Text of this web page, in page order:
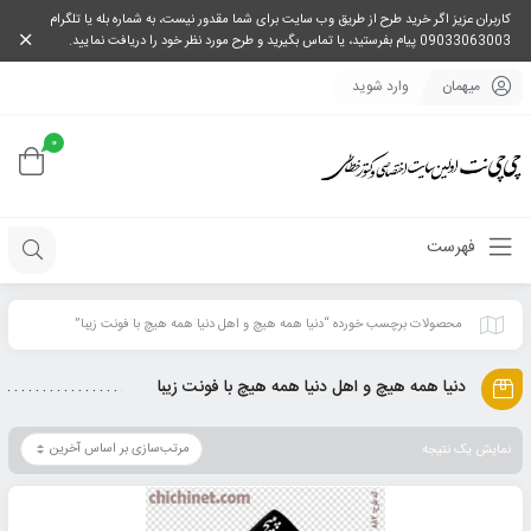
کاربران عزیز اگر خرید طرح از طریق وب سایت برای شما مقدور نیست، به شماره بله یا تلگرام
09033063003 پیام بفرستید، یا تماس بگیرید و طرح مورد نظر خود را دریافت نمایید.
میهمان وارد شوید
0
فهرست
محصولات برچسب خورده “دنیا همه هیچ و اهل دنیا همه هیچ با فونت زیبا”
دنیا همه هیچ و اهل دنیا همه هیچ با فونت زیبا
نمایش یک نتیجه